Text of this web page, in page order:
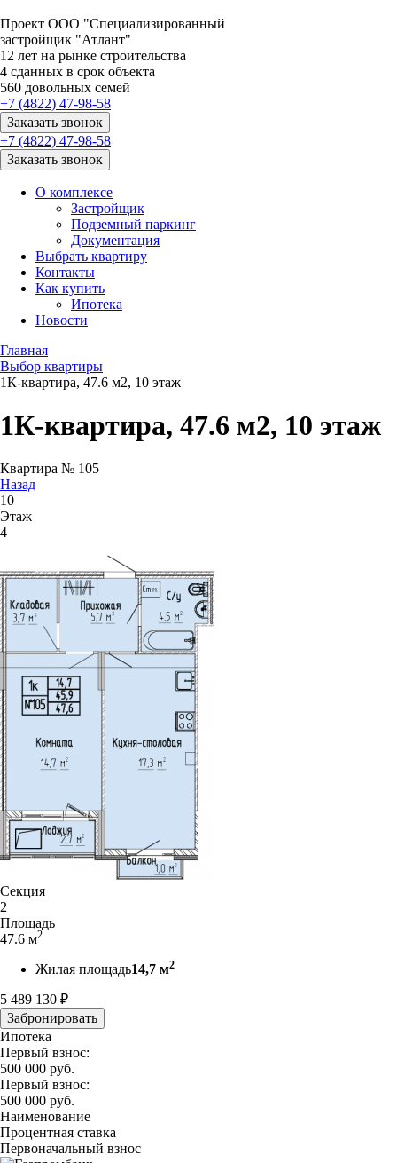
Проект ООО "Специализированный
застройщик "Атлант"
12 лет на рынке строительства
4 сданных в срок объекта
560 довольных семей
+7 (4822) 47-98-58
Заказать звонок
+7 (4822) 47-98-58
Заказать звонок
О комплексе
Застройщик
Подземный паркинг
Документация
Выбрать квартиру
Контакты
Как купить
Ипотека
Новости
Главная
Выбор квартиры
1К-квартира, 47.6 м2, 10 этаж
1К-квартира, 47.6 м2, 10 этаж
Квартира № 105
Назад
10
Этаж
4
Секция
2
Площадь
47.6 м2
Жилая площадь14,7 м2
5 489 130 ₽
Забронировать
Ипотека
Первый взнос:
500 000 руб.
Первый взнос:
500 000 руб.
Наименование
Процентная ставка
Первоначальный взнос